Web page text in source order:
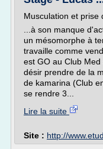
Musculation et prise
...à son manque
un mésomorphe à
travaille comme
est GO au Club
désir prendre de la
de kamarina (Club
se rendre 3...
Lire la suite
Site : http://